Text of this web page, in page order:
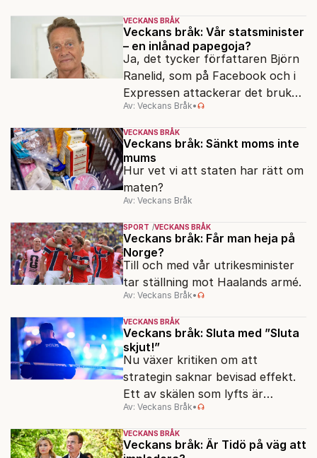
VECKANS BRÅK
Veckans bråk: Vår statsminister
– en inlånad papegoja?
Ja, det tycker författaren Björn
Ranelid, som på Facebook och i
Expressen attackerar det bruket
av “svengelska” bland höga
samhällsföreträdare.
Av: Veckans Bråk•
VECKANS BRÅK
Veckans bråk: Sänkt moms inte
mums
Hur vet vi att staten har rätt om
maten?
Av: Veckans Bråk
SPORT VECKANS BRÅK
Veckans bråk: Får man heja på
Norge?
Till och med vår utrikesminister
tar ställning mot Haalands armé.
Av: Veckans Bråk•
VECKANS BRÅK
Veckans bråk: Sluta med ”Sluta
skjut!”
Nu växer kritiken om att
strategin saknar bevisad effekt.
Ett av skälen som lyfts är
bristande rädsla för polisen.
Av: Veckans Bråk•
VECKANS BRÅK
Veckans bråk: Är Tidö på väg att